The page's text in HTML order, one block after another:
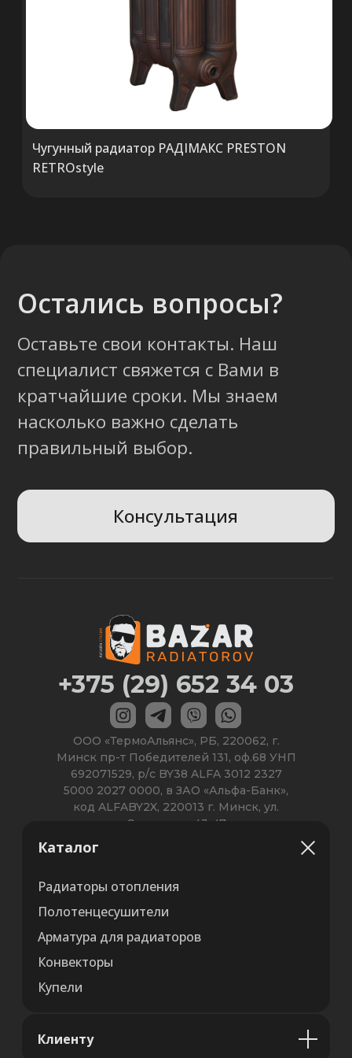
Чугунный радиатор РАДIМАКС PRESTON
RETROstyle
Каталог
Радиаторы отопления
Полотенцесушители
Арматура для радиаторов
Конвекторы
Купели
Клиенту